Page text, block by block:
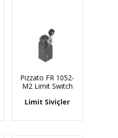
Pizzato FR 1052-
M2 Limit Switch
Limit Siviçler